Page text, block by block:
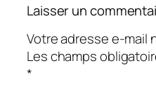
Laisser un
Votre adresse e-mail
Les champs
*